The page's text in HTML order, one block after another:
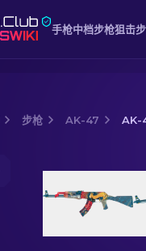
手枪中档步枪狙击
步枪 AK-47 AK-